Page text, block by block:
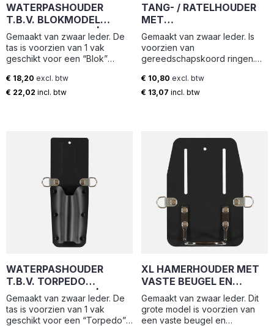
WATERPASHOUDER
T.B.V. BLOKMODEL
WATERPAS 30CM | LHS-
H | ELTEE
Gemaakt van zwaar leder. De
tas is voorzien van 1 vak
geschikt voor een “Blok”
Breedte: 10 cm Hoogte: 29 cm
Normale prijs:
€ 18,20 excl. btw
€ 22,02 incl. btw
TANG- / RATELHOUDER
MET
GEREEDSCHAPSKOORD
RINGEN (11.5X24.5CM) |
THL | ELTEE
Gemaakt van zwaar leder. Is
voorzien van
gereedschapskoord ringen.
cmNormale prijs:
€ 10,80 excl. btw
€ 13,07 incl. btw
WATERPASHOUDER
T.B.V. TORPEDO
WATERPAS 25CM | LHS-
HT | ELTEE
Gemaakt van zwaar leder. De
tas is voorzien van 1 vak
geschikt voor een “Torpedo”
XL HAMERHOUDER MET
VASTE BEUGEL EN
GEREEDSCHAPSKOORD
RINGEN (13.5X19.5CM) |
HHM-L | ELTEE
Gemaakt van zwaar leder. Dit
grote model is voorzien van
een vaste beugel en